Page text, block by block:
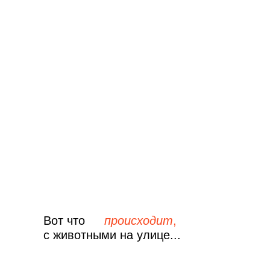
с животными на улице...
происходит,
Вот что